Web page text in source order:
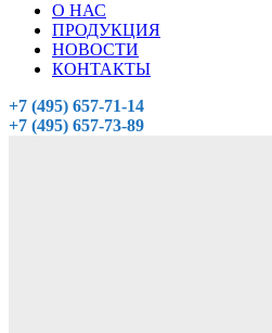
О НАС
ПРОДУКЦИЯ
НОВОСТИ
КОНТАКТЫ
+7 (495) 657-71-14
+7 (495) 657-73-89